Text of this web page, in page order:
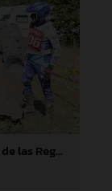
Javier Terrín_4ª y 5ª Prueba_Pobladura de las Regueras (León)